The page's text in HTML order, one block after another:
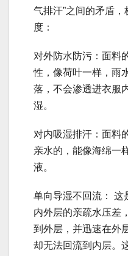
气排汗”之间的矛盾
度：
对外防水防污：面料
性，像荷叶一样，雨
落，不会渗透进衣服
湿。
对内吸湿排汗：面料
亲水的，能像海绵一
液。
单向导湿不回流： 这
内外层的亲疏水压差
到外层，并迅速在外
却无法回流到内层。